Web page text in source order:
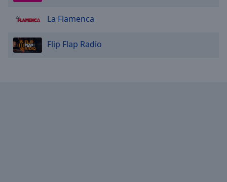
La Flamenca
Flip Flap Radio